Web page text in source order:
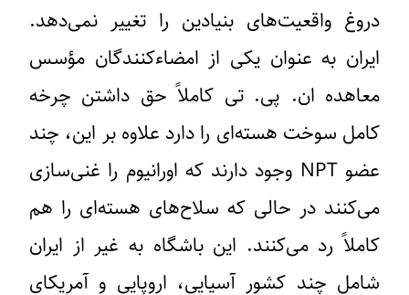
دروغ واقعیت‌های بنیادین را تغییر نمی‌دهد.
ایران به عنوان یکی از امضاءکنندگان مؤسس
معاهده ان. پی. تی کاملاً حق داشتن چرخه
کامل سوخت هسته‌ای را دارد علاوه بر این، چند
عضو NPT وجود دارند که اورانیوم را غنی‌سازی
می‌کنند در حالی که سلاح‌های هسته‌ای را هم
کاملاً رد می‌کنند. این باشگاه به غیر از ایران
شامل چند کشور آسیایی، اروپایی و آمریکای